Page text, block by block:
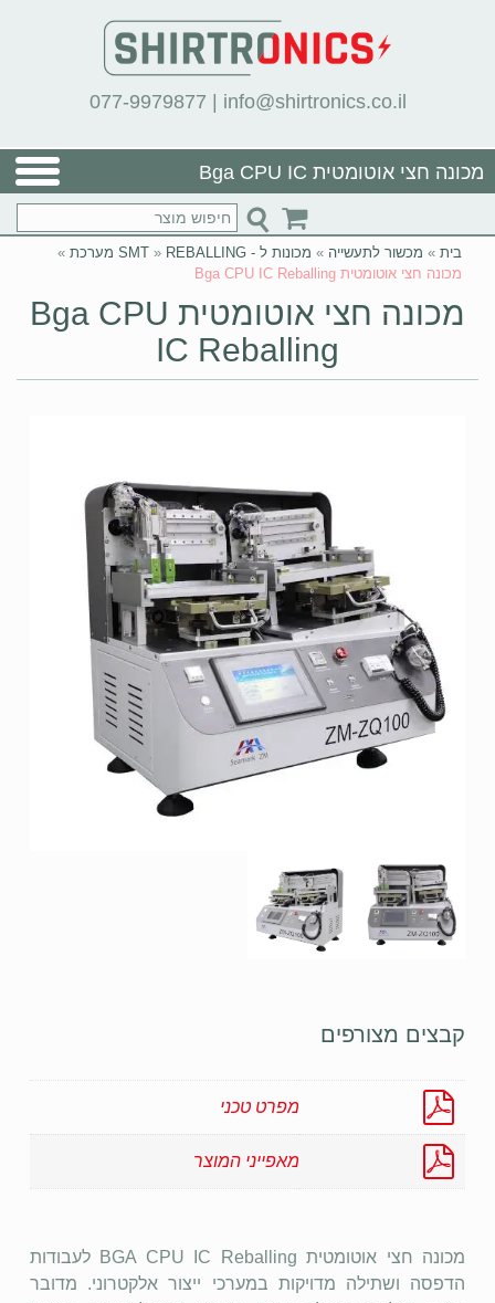
077-9979877 | info@shirtronics.co.il
מכונה חצי אוטומטית Bga CPU IC
בית » מכשור לתעשייה » מכונות ל - SMT » REBALLING מערכת
»
מכונה חצי אוטומטית Bga CPU IC Reballing
מכונה חצי אוטומטית Bga CPU
IC Reballing
קבצים מצורפים
מפרט טכני
מאפייני המוצר
מכונה חצי אוטומטית BGA CPU IC Reballing לעבודות
הדפסה ושתילה מדויקות במערכי ייצור אלקטרוני. מדובר